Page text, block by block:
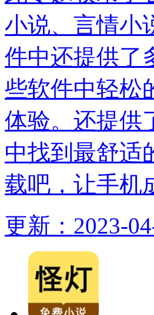
小说、言情小
件中还提供了
些软件中轻松
体验。还提供
中找到最舒适
载吧，让手机
更新：2023-